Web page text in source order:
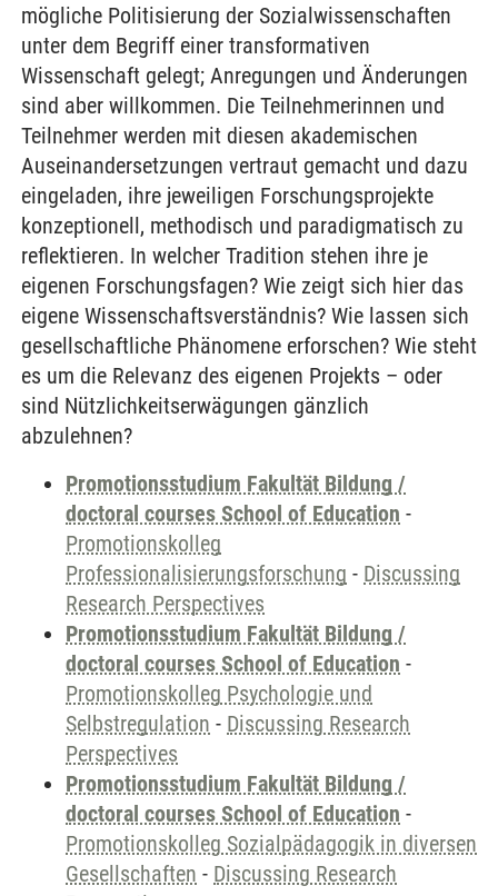
mögliche Politisierung der Sozialwissenschaften
unter dem Begriff einer transformativen
Wissenschaft gelegt; Anregungen und Änderungen
sind aber willkommen. Die Teilnehmerinnen und
Teilnehmer werden mit diesen akademischen
Auseinandersetzungen vertraut gemacht und dazu
eingeladen, ihre jeweiligen Forschungsprojekte
konzeptionell, methodisch und paradigmatisch zu
reflektieren. In welcher Tradition stehen ihre je
eigenen Forschungsfagen? Wie zeigt sich hier das
eigene Wissenschaftsverständnis? Wie lassen sich
gesellschaftliche Phänomene erforschen? Wie steht
es um die Relevanz des eigenen Projekts – oder
sind Nützlichkeitserwägungen gänzlich
abzulehnen?
Promotionsstudium Fakultät Bildung /
doctoral courses School of Education -
Promotionskolleg
Professionalisierungsforschung - Discussing
Research Perspectives
Promotionsstudium Fakultät Bildung /
doctoral courses School of Education -
Promotionskolleg Psychologie und
Selbstregulation - Discussing Research
Perspectives
Promotionsstudium Fakultät Bildung /
doctoral courses School of Education -
Promotionskolleg Sozialpädagogik in diversen
Gesellschaften - Discussing Research